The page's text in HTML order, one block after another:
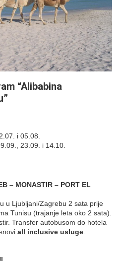
“Alibabina
i 05.08.
23.09. i 14.10.
– MONASTIR – PORT EL
u Ljubljani/Zagrebu 2 sata prije
Tunisu (trajanje leta oko 2 sata).
Transfer autobusom do hotela
all inclusive usluge